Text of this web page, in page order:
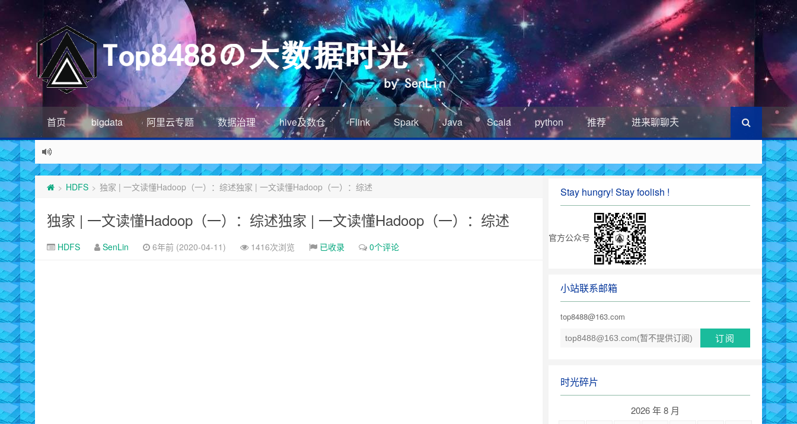
首页 bigdata 阿里云专题 数据治理 hive及数仓 Flink Spark Java Scala python 推荐 进来聊聊天
> HDFS > 独家 | 一文读懂Hadoop（一）：综述独家 | 一文读懂Hadoop（一）：综述
独家 | 一文读懂Hadoop（一）：综述独家 | 一文读懂Hadoop（一）：综述
HDFS SenLin 6年前 (2020-04-11) 1416次浏览 已收录 0个评论
Stay hungry! Stay foolish !
官方公众号
小站联系邮箱
top8488@163.com
时光碎片
2026 年 8 月